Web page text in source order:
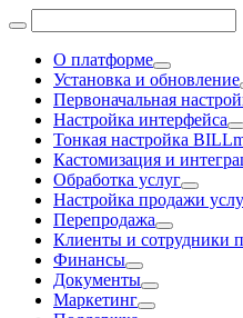
О платформе
Установка и обновление
Первоначальная
Настройка интерфейса
Тонкая настройка
Кастомизация и
Обработка услуг
Настройка продажи
Перепродажа
Клиенты и сотрудники
Финансы
Документы
Маркетинг